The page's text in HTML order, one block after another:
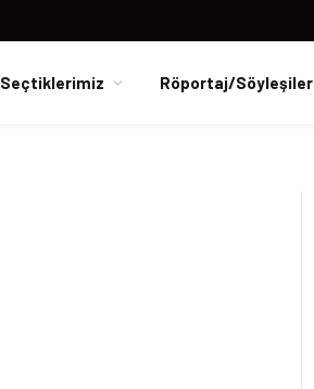
Seçtiklerimiz Röportaj/Söyleşiler